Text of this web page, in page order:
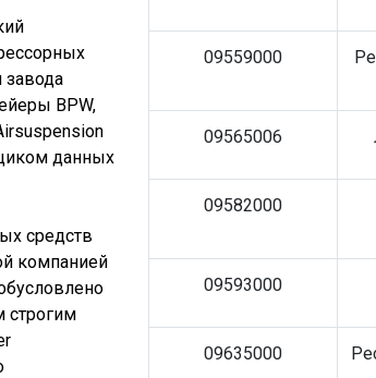
BPW,
данных
средств
компанией
строгим
09559000
09565006
09582000
09593000
09635000